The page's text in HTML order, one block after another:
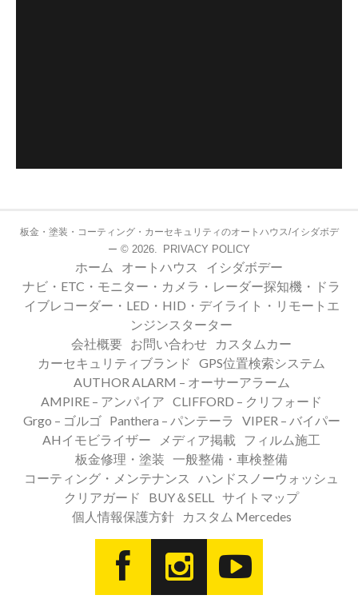
板金・塗装・コーティング・カーセキュリティのオートハウス/イシダボデ
ー © 2026. PRIVACY POLICY
ホーム オートハウス
イシダボデー
ナビ・ETC・モニター・カメラ・レーダー探知機・ドラ
イブレコーダー・LED・HID・デイライト・リモートエ
ンジンスターター
会社概要
お問い合わせ
カスタムカー
カーセキュリティブランド
GPS位置検索システム
AUTHOR ALARM – オーサーアラーム
AMPIRE – アンパイア CLIFFORD – クリフォード
Grgo – ゴルゴ
Panthera – パンテーラ
VIPER – バイパー
AHイモビライザー
メディア掲載
フィルム施工
板金修理・塗装 一般整備・車検整備
コーティング・メンテナンス
ハンドスノーウォッシュ
クリアガード
BUY＆SELL
サイトマップ
個人情報保護方針
カスタム Mercedes